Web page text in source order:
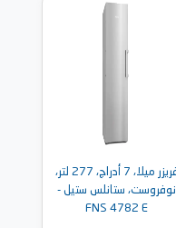
فريزر ميلا، 7 أدراج، 277 لتر،
نوفروست، ستانلس ستيل -
FNS 4782 E